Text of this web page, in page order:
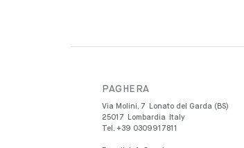
PAGHERA
Via Molini, 7
Lonato del Garda (BS)
25017
Lombardia
Italy
Tel. +39 0309917811